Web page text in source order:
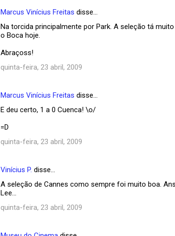
Marcus Vinícius Freitas disse…
Na torcida principalmente por Park. A seleção tá
o Boca hoje.
Abraçoss!
quinta-feira, 23 abril, 2009
Marcus Vinícius Freitas disse…
E deu certo, 1 a 0 Cuenca! \o/
=D
quinta-feira, 23 abril, 2009
Vinícius P. disse…
A seleção de Cannes como sempre foi muito boa.
Lee...
quinta-feira, 23 abril, 2009